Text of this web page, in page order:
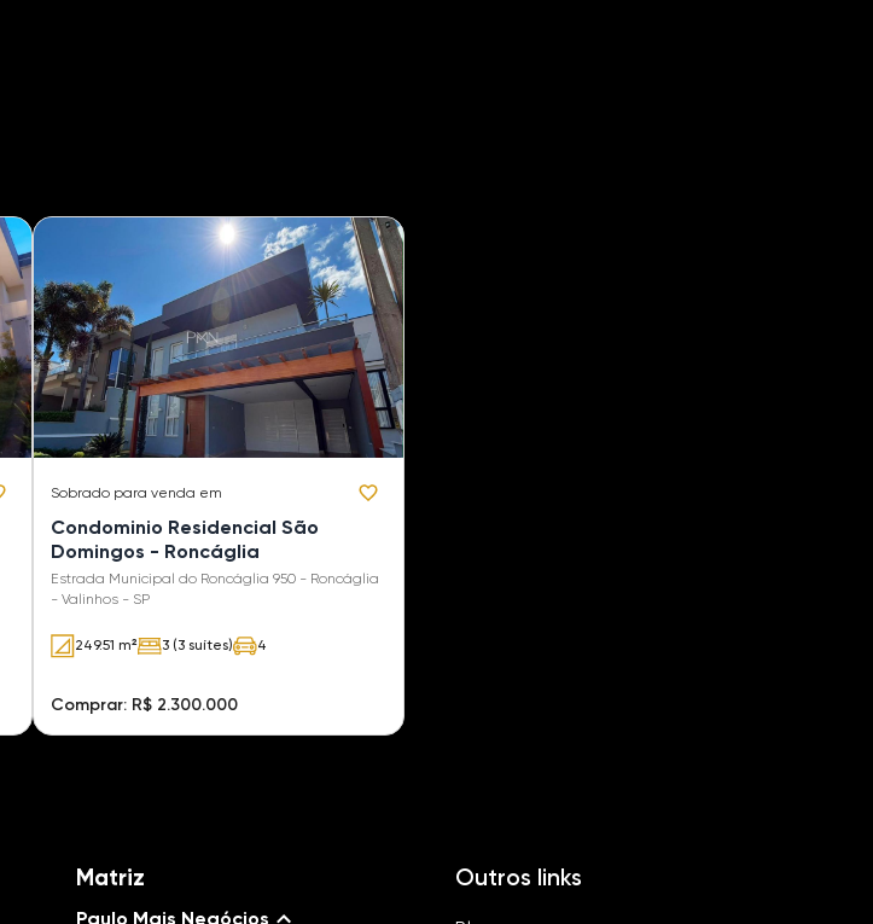
Sobrado para venda em
Condominio Residencial São
Domingos - Roncáglia
Estrada Municipal do Roncáglia 950 - Roncáglia
- Valinhos - SP
249.51 m² 3 (3 suítes) 4
Comprar: R$ 2.300.000
Matriz
Paulo Mais Negócios
Outros links